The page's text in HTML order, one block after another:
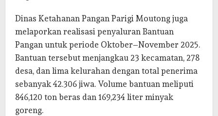
Dinas Ketahanan Pangan Parigi Moutong juga
melaporkan realisasi penyaluran Bantuan
Pangan untuk periode Oktober–November 2025.
Bantuan tersebut menjangkau 23 kecamatan, 278
desa, dan lima kelurahan dengan total penerima
sebanyak 42.306 jiwa. Volume bantuan meliputi
846,120 ton beras dan 169,234 liter minyak
goreng.